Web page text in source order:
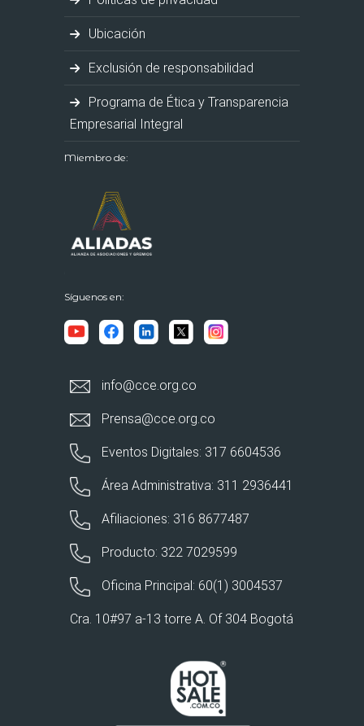
Ubicación
Exclusión de responsabilidad
Programa de Ética y Transparencia
Empresarial Integral
Miembro de:
Síguenos en:
info@cce.org.co
Prensa@cce.org.co
Eventos Digitales: 317 6604536
Área Administrativa: 311 2936441
Afiliaciones: 316 8677487
Producto: 322 7029599
Oficina Principal: 60(1) 3004537
Cra. 10#97 a-13 torre A. Of 304 Bogotá